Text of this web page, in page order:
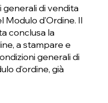
di vendita
d’Ordine. Il
conclusa la
a stampare e
generali di
d’ordine, già